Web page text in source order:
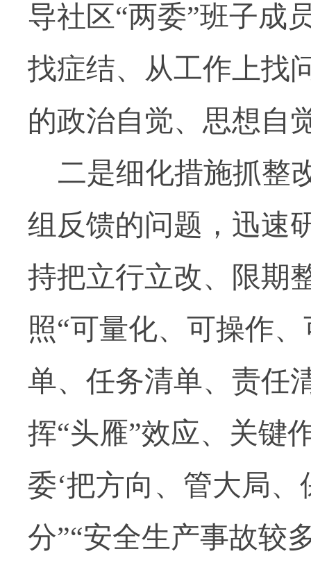
导社区“两委”班子成
找症结、从工作上找
的政治自觉、思想自
二是细化措施抓整
组反馈的问题，迅速
持把立行立改、限期
照“可量化、可操作
单、任务清单、责任
挥“头雁”效应、关键
委‘把方向、管大局
分”“安全生产事故较